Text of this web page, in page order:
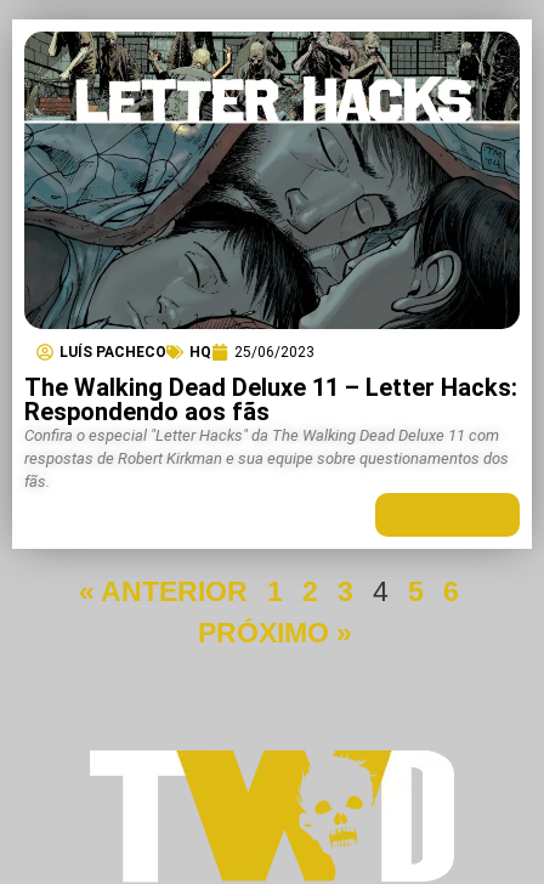
LUÍS PACHECO HQ 25/06/2023
The Walking Dead Deluxe 11 – Letter Hacks:
Respondendo aos fãs
Confira o especial "Letter Hacks" da The Walking Dead Deluxe 11 com
respostas de Robert Kirkman e sua equipe sobre questionamentos dos
fãs.
« ANTERIOR 1 2 3 4 5
6
PRÓXIMO »